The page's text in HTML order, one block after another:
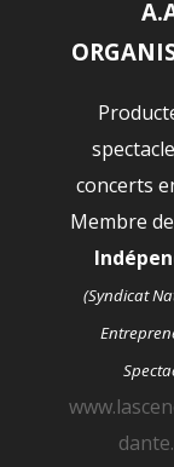
concerts
Membre
(Syndicat